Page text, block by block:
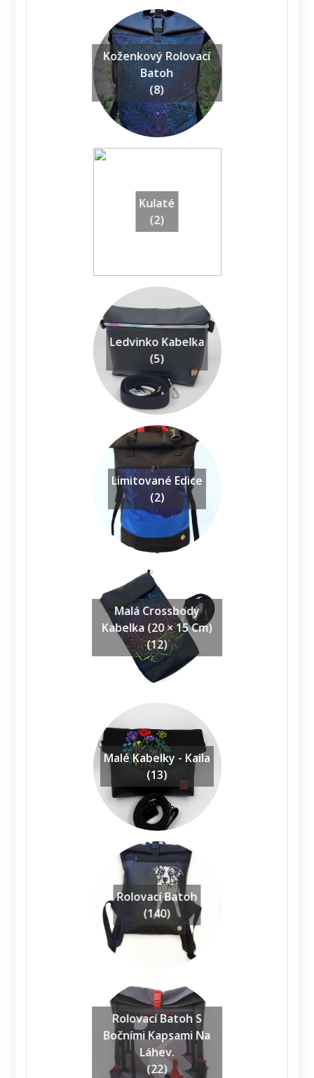
Koženkový Rolovací
Batoh
(8)
Kulaté
(2)
Ledvinko Kabelka
(5)
Limitované Edice
(2)
Malá Crossbody
Kabelka (20 × 15 Cm)
(12)
Malé Kabelky - Kaila
(13)
Rolovací Batoh
(140)
Rolovací Batoh S
Bočními Kapsami Na
Láhev.
(22)